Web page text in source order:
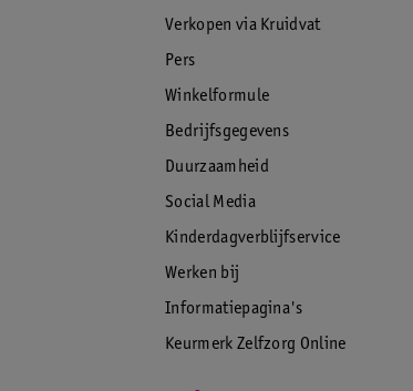
Verkopen via Kruidvat
Pers
Winkelformule
Bedrijfsgegevens
Duurzaamheid
Social Media
Kinderdagverblijfservice
Werken bij
Informatiepagina's
Keurmerk Zelfzorg Online